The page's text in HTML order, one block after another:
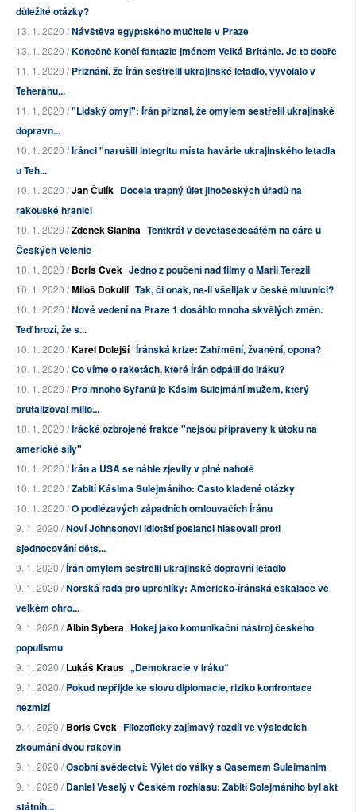
důležité otázky?
13. 1. 2020 /Návštěva egyptského mučitele v Praze
13. 1. 2020 /Konečně končí fantazie jménem Velká Británie. Je to dobře
11. 1. 2020 /Přiznání, že Írán sestřelil ukrajinské letadlo, vyvolalo v
Teheránu...
11. 1. 2020 /"Lidský omyl": Írán přiznal, že omylem sestřelil ukrajinské
dopravn...
10. 1. 2020 /Íránci "narušili integritu místa havárie ukrajinského letadla
u Teh...
10. 1. 2020 /Jan Čulík Docela trapný úlet jihočeských úřadů na
rakouské hranici
10. 1. 2020 /Zdeněk Slanina Tentkrát v devětašedesátém na čáře u
Českých Velenic
10. 1. 2020 /Boris Cvek Jedno z poučení nad filmy o Marii Terezii
10. 1. 2020 /Miloš Dokulil Tak, či onak, ne-li všelijak v české mluvnici?
10. 1. 2020 /Nové vedení na Praze 1 dosáhlo mnoha skvělých změn.
Teď hrozí, že s...
10. 1. 2020 /Karel Dolejší Íránská krize: Zahřmění, žvanění, opona?
10. 1. 2020 /Co víme o raketách, které Írán odpálil do Iráku?
10. 1. 2020 /Pro mnoho Syřanů je Kásim Sulejmání mužem, který
brutalizoval milio...
10. 1. 2020 /Irácké ozbrojené frakce "nejsou připraveny k útoku na
americké síly"
10. 1. 2020 /Írán a USA se náhle zjevily v plné nahotě
10. 1. 2020 /Zabití Kásima Sulejmáního: Často kladené otázky
10. 1. 2020 /O podlézavých západních omlouvačích Íránu
9. 1. 2020 /Noví Johnsonovi idiotští poslanci hlasovali proti
sjednocování děts...
9. 1. 2020 /Írán omylem sestřelil ukrajinské dopravní letadlo
9. 1. 2020 /Norská rada pro uprchlíky: Americko-íránská eskalace ve
velkém ohro...
9. 1. 2020 /Albín Sybera Hokej jako komunikační nástroj českého
populismu
9. 1. 2020 /Lukáš Kraus „Demokracie v Iráku“
9. 1. 2020 /Pokud nepřijde ke slovu diplomacie, riziko konfrontace
nezmizí
9. 1. 2020 /Boris Cvek Filozoficky zajímavý rozdíl ve výsledcích
zkoumání dvou rakovin
9. 1. 2020 /Osobní svědectví: Výlet do války s Qasemem Suleimanim
9. 1. 2020 /Daniel Veselý v Českém rozhlasu: Zabití Solejmáního byl akt
státníh...